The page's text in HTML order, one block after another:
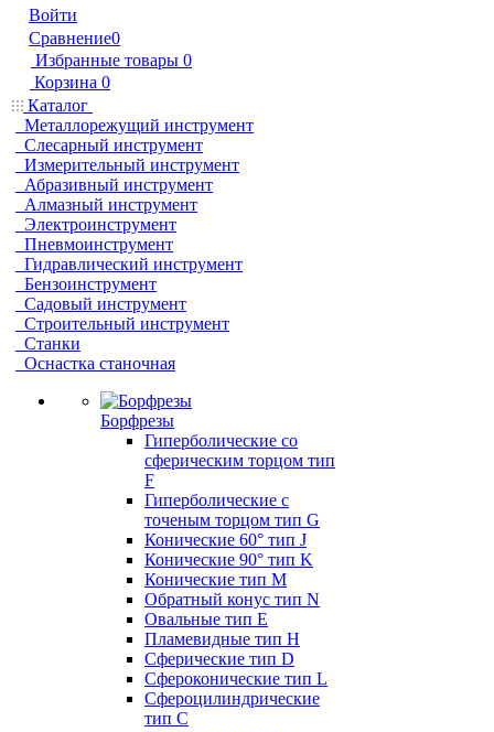
Войти
Сравнение0
Избранные товары 0
Корзина 0
Каталог
Металлорежущий инструмент
Слесарный инструмент
Измерительный инструмент
Абразивный инструмент
Алмазный инструмент
Электроинструмент
Пневмоинструмент
Гидравлический инструмент
Бензоинструмент
Садовый инструмент
Строительный инструмент
Станки
Оснастка станочная
Борфрезы
Гиперболические cо
сферическим торцом тип
F
Гиперболические с
точеным торцом тип G
Конические 60° тип J
Конические 90° тип K
Конические тип M
Обратный конус тип N
Овальные тип E
Пламевидные тип H
Сферические тип D
Сфероконические тип L
Сфероцилиндрические
тип C